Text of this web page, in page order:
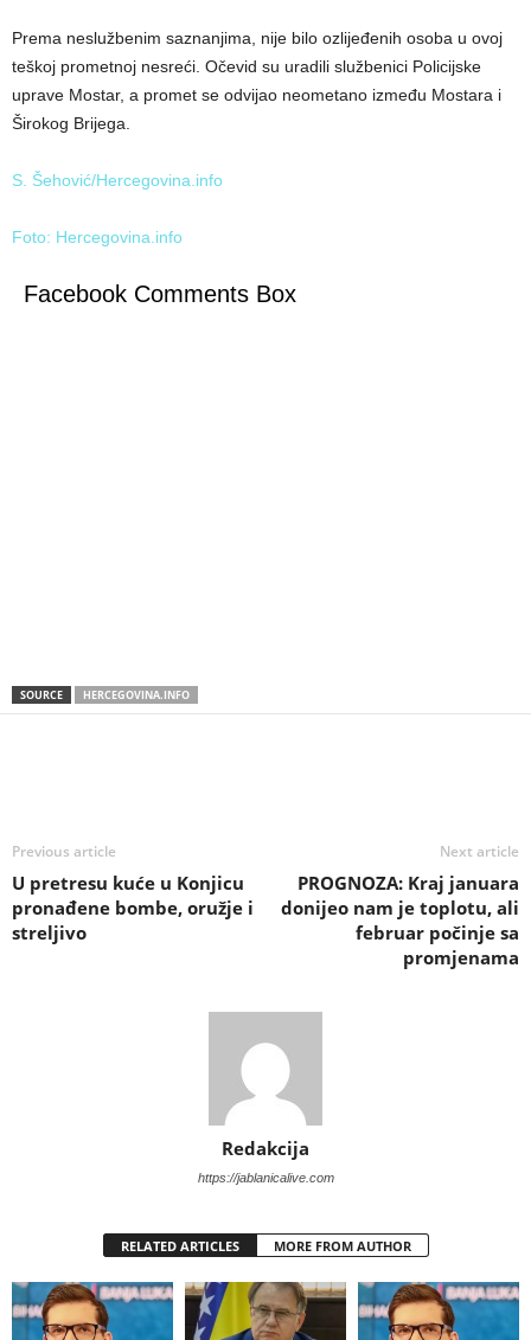
Prema neslužbenim saznanjima, nije bilo ozlijeđenih osoba u ovoj
teškoj prometnoj nesreći. Očevid su uradili službenici Policijske
uprave Mostar, a promet se odvijao neometano između Mostara i
Širokog Brijega.
S. Šehović/Hercegovina.info
Foto: Hercegovina.info
Facebook Comments Box
SOURCE HERCEGOVINA.INFO
Previous article
U pretresu kuće u Konjicu
pronađene bombe, oružje i
streljivo
Next article
PROGNOZA: Kraj januara
donijeo nam je toplotu, ali
februar počinje sa
promjenama
Redakcija
https://jablanicalive.com
RELATED ARTICLES MORE FROM AUTHOR